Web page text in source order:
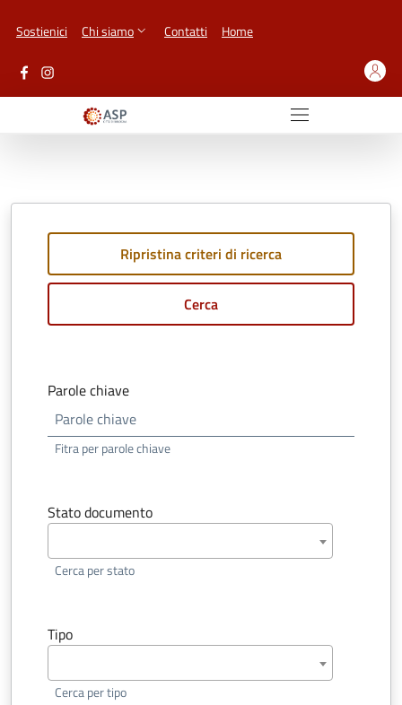
Sostienici Chi siamo Contatti Home
Ripristina criteri di ricerca
Cerca
Parole chiave
Fitra per parole chiave
Stato documento
Cerca per stato
Tipo
Cerca per tipo